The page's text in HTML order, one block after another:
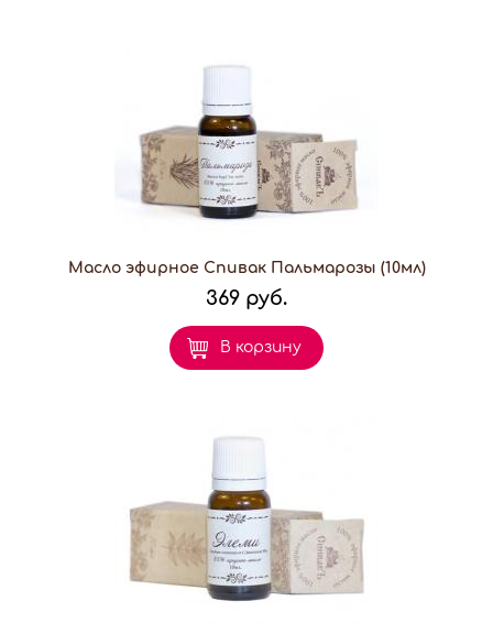
Масло эфирное Спивак Пальмарозы (10мл)
369 руб.
В корзину